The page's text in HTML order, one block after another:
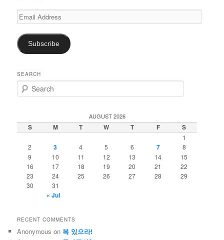
Email
Address
Subscribe
SEARCH
e
c
h
AUGUST 2026
S M T W T F S
1
2
3 4 5 6 7
8
9
10 11 12 13 14
15
16
17 18 19 20 21
22
23
24 25 26 27 28
29
30
31
« Jul
RECENT COMMENTS
Anonymous on 복 있으라!